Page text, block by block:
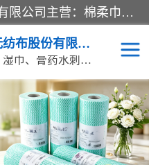
浙江富瑞森水刺无纺布股份有限公司主营：棉柔巾水刺无纺布、水刺布、水刺无纺布、膏药水刺无纺布、清洁抹布、湿巾、针刺无纺布、珍珠纹水刺无纺布、无纺布清洁抹布等产品。浙江富瑞森水刺无纺布股份有限公司积倡导由工程师全面负责生产工艺、产品质量检测的管理模式，通过ISO9001质量体系认证。
浙江富瑞森水刺无纺布股份有限公司
水刺无纺布，抹布、湿巾、膏药水刺无纺布、棉柔巾水刺无纺布、水刺布
巴布贴水刺布
无纺布清洁抹布